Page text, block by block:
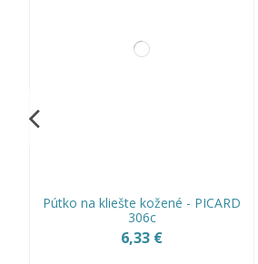
Pútko na kliešte kožené - PICARD
306c
6,33 €